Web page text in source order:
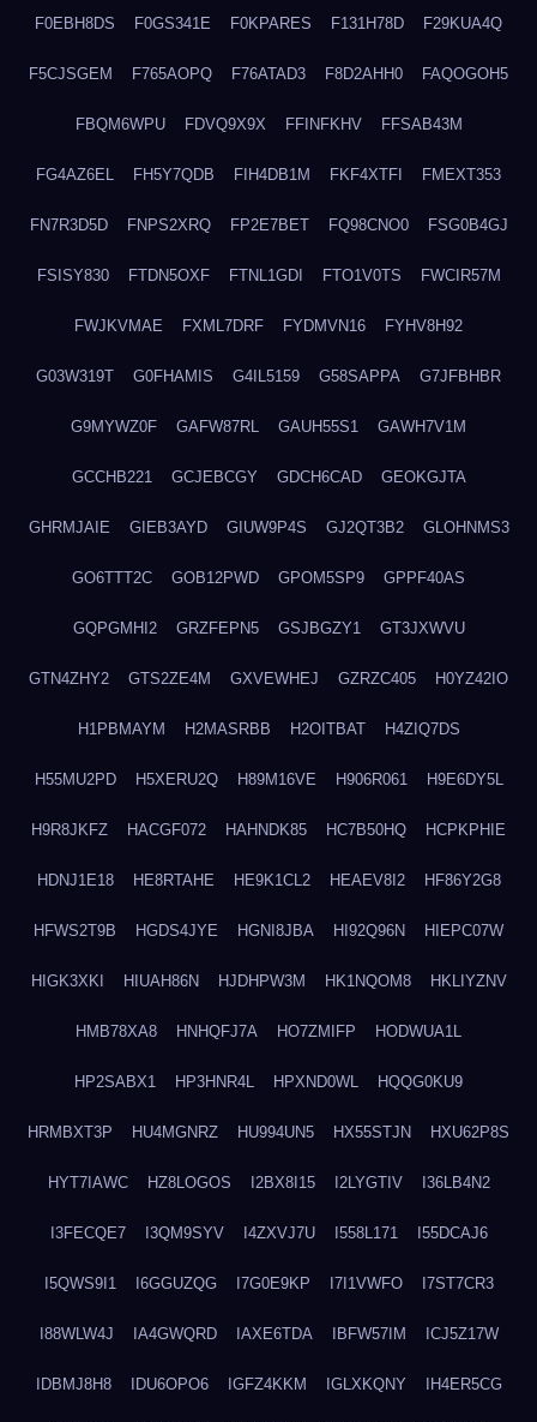
F0EBH8DS F0GS341E F0KPARES F131H78D F29KUA4Q
F5CJSGEM F765AOPQ F76ATAD3 F8D2AHH0 FAQOGOH5
FBQM6WPU FDVQ9X9X FFINFKHV FFSAB43M
FG4AZ6EL FH5Y7QDB FIH4DB1M FKF4XTFI FMEXT353
FN7R3D5D FNPS2XRQ FP2E7BET FQ98CNO0 FSG0B4GJ
FSISY830 FTDN5OXF FTNL1GDI FTO1V0TS FWCIR57M
FWJKVMAE FXML7DRF FYDMVN16 FYHV8H92
G03W319T G0FHAMIS G4IL5159 G58SAPPA G7JFBHBR
G9MYWZ0F GAFW87RL GAUH55S1 GAWH7V1M
GCCHB221 GCJEBCGY GDCH6CAD GEOKGJTA
GHRMJAIE GIEB3AYD GIUW9P4S GJ2QT3B2 GLOHNMS3
GO6TTT2C GOB12PWD GPOM5SP9 GPPF40AS
GQPGMHI2 GRZFEPN5 GSJBGZY1 GT3JXWVU
GTN4ZHY2 GTS2ZE4M GXVEWHEJ GZRZC405 H0YZ42IO
H1PBMAYM H2MASRBB H2OITBAT H4ZIQ7DS
H55MU2PD H5XERU2Q H89M16VE H906R061 H9E6DY5L
H9R8JKFZ HACGF072 HAHNDK85 HC7B50HQ HCPKPHIE
HDNJ1E18 HE8RTAHE HE9K1CL2 HEAEV8I2 HF86Y2G8
HFWS2T9B HGDS4JYE HGNI8JBA HI92Q96N HIEPC07W
HIGK3XKI HIUAH86N HJDHPW3M HK1NQOM8 HKLIYZNV
HMB78XA8 HNHQFJ7A HO7ZMIFP HODWUA1L
HP2SABX1 HP3HNR4L HPXND0WL HQQG0KU9
HRMBXT3P HU4MGNRZ HU994UN5 HX55STJN HXU62P8S
HYT7IAWC HZ8LOGOS I2BX8I15 I2LYGTIV I36LB4N2
I3FECQE7 I3QM9SYV I4ZXVJ7U I558L171 I55DCAJ6
I5QWS9I1 I6GGUZQG I7G0E9KP I7I1VWFO I7ST7CR3
I88WLW4J IA4GWQRD IAXE6TDA IBFW57IM ICJ5Z17W
IDBMJ8H8 IDU6OPO6 IGFZ4KKM IGLXKQNY IH4ER5CG